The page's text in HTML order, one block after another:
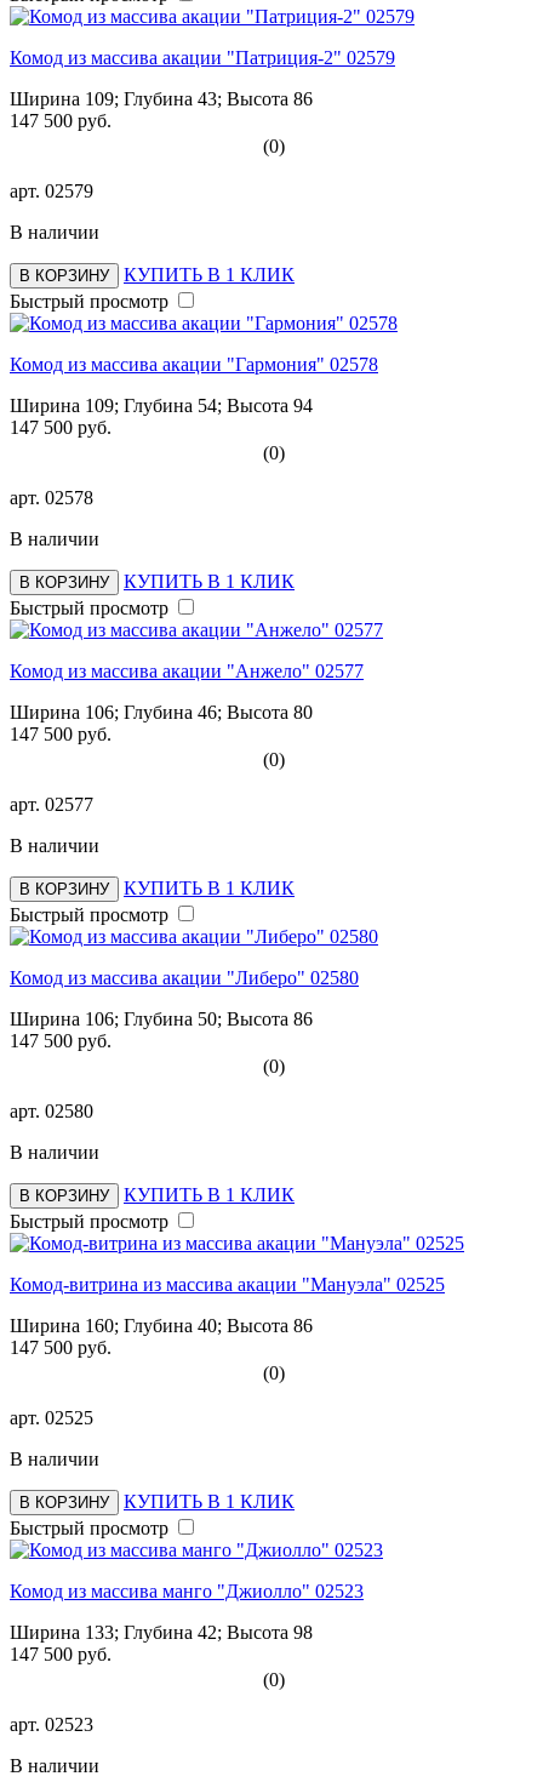
Комод из массива акации "Патриция-2" 02579
Ширина 109; Глубина 43; Высота 86
147 500 руб.
(0)
арт. 02579
В наличии
В КОРЗИНУ
КУПИТЬ В 1 КЛИК
Быстрый просмотр
Комод из массива акации "Гармония" 02578
Ширина 109; Глубина 54; Высота 94
147 500 руб.
(0)
арт. 02578
В наличии
В КОРЗИНУ
КУПИТЬ В 1 КЛИК
Быстрый просмотр
Комод из массива акации "Анжело" 02577
Ширина 106; Глубина 46; Высота 80
147 500 руб.
(0)
арт. 02577
В наличии
В КОРЗИНУ
КУПИТЬ В 1 КЛИК
Быстрый просмотр
Комод из массива акации "Либеро" 02580
Ширина 106; Глубина 50; Высота 86
147 500 руб.
(0)
арт. 02580
В наличии
В КОРЗИНУ
КУПИТЬ В 1 КЛИК
Быстрый просмотр
Комод-витрина из массива акации "Мануэла" 02525
Ширина 160; Глубина 40; Высота 86
147 500 руб.
(0)
арт. 02525
В наличии
В КОРЗИНУ
КУПИТЬ В 1 КЛИК
Быстрый просмотр
Комод из массива манго "Джиолло" 02523
Ширина 133; Глубина 42; Высота 98
147 500 руб.
(0)
арт. 02523
В наличии